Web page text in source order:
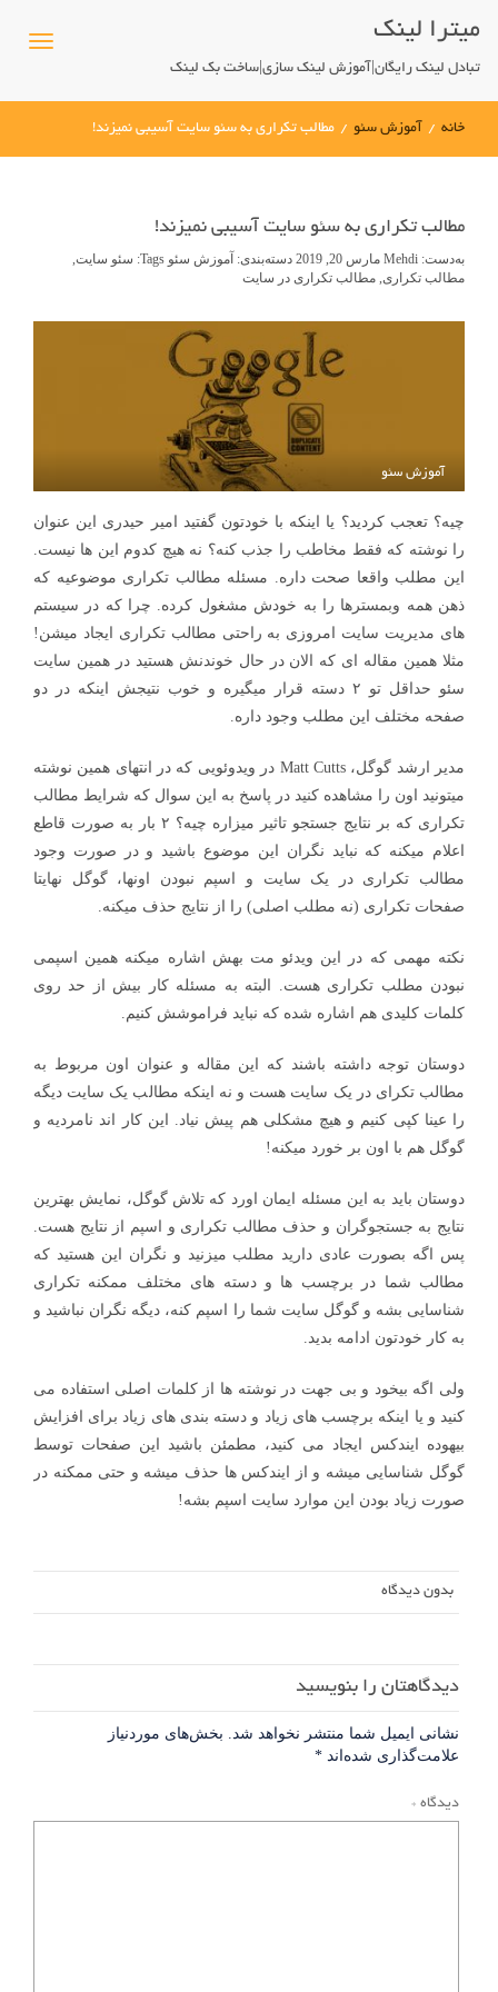
میترا لینک
تبادل لینک رایگان|آموزش لینک سازی|ساخت بک لینک
خانه / آموزش سئو / مطالب تکراری به سئو سایت آسیبی نمیزند!
مطالب تکراری به سئو سایت آسیبی نمیزند!
به‌دست: مارس 20, 2019 دسته‌بندی: آموزش سئو Tags: سئو سایت,
مطالب تکراری, مطالب تکراری در سایت
آموزش سئو
چیه؟ تعجب کردید؟ یا اینکه با خودتون گفتید امیر حیدری این عنوان
را نوشته که فقط مخاطب را جذب کنه؟ نه هیچ کدوم این ها نیست.
این مطلب واقعا صحت داره. مسئله مطالب تکراری موضوعیه که
ذهن همه وبمسترها را به خودش مشغول کرده. چرا که در سیستم
های مدیریت سایت امروزی به راحتی مطالب تکراری ایجاد میشن!
مثلا همین مقاله ای که الان در حال خوندنش هستید در همین سایت
سئو حداقل تو ۲ دسته قرار میگیره و خوب نتیجش اینکه در دو
صفحه مختلف این مطلب وجود داره.
مدیر ارشد گوگل، Matt Cutts در ویدوئویی که در انتهای همین نوشته
میتونید اون را مشاهده کنید در پاسخ به این سوال که شرایط مطالب
تکراری که بر نتایج جستجو تاثیر میزاره چیه؟ ۲ بار به صورت قاطع
اعلام میکنه که نباید نگران این موضوع باشید و در صورت وجود
مطالب تکراری در یک سایت و اسپم نبودن اونها، گوگل نهایتا
صفحات تکراری (نه مطلب اصلی) را از نتایج حذف میکنه.
نکته مهمی که در این ویدئو مت بهش اشاره میکنه همین اسپمی
نبودن مطلب تکراری هست. البته به مسئله کار بیش از حد روی
کلمات کلیدی هم اشاره شده که نباید فراموشش کنیم.
دوستان توجه داشته باشند که این مقاله و عنوان اون مربوط به
مطالب تکرای در یک سایت هست و نه اینکه مطالب یک سایت دیگه
را عینا کپی کنیم و هیچ مشکلی هم پیش نیاد. این کار اند نامردیه و
گوگل هم با اون بر خورد میکنه!
دوستان باید به این مسئله ایمان اورد که تلاش گوگل، نمایش بهترین
نتایج به جستجوگران و حذف مطالب تکراری و اسپم از نتایج هست.
پس اگه بصورت عادی دارید مطلب میزنید و نگران این هستید که
مطالب شما در برچسب ها و دسته های مختلف ممکنه تکراری
شناسایی بشه و گوگل سایت شما را اسپم کنه، دیگه نگران نباشید و
به کار خودتون ادامه بدید.
ولی اگه بیخود و بی جهت در نوشته ها از کلمات اصلی استفاده می
کنید و یا اینکه برچسب های زیاد و دسته بندی های زیاد برای افزایش
بیهوده ایندکس ایجاد می کنید، مطمئن باشید این صفحات توسط
گوگل شناسایی میشه و از ایندکس ها حذف میشه و حتی ممکنه در
صورت زیاد بودن این موارد سایت اسپم بشه!
بدون دیدگاه
دیدگاهتان را بنویسید
نشانی ایمیل شما منتشر نخواهد شد. بخش‌های موردنیاز
علامت‌گذاری شده‌اند *
دیدگاه *